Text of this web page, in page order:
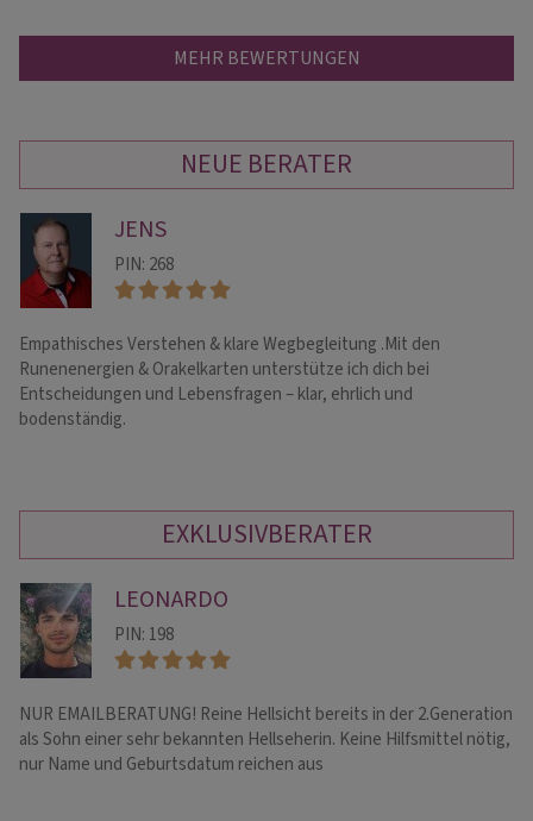
MEHR BEWERTUNGEN
NEUE BERATER
JENS
PIN: 268
Empathisches Verstehen & klare Wegbegleitung .Mit den
Runenenergien & Orakelkarten unterstütze ich dich bei
Entscheidungen und Lebensfragen – klar, ehrlich und
bodenständig.
EXKLUSIVBERATER
LEONARDO
PIN: 198
NUR EMAILBERATUNG! Reine Hellsicht bereits in der 2.Generation
als Sohn einer sehr bekannten Hellseherin. Keine Hilfsmittel nötig,
nur Name und Geburtsdatum reichen aus